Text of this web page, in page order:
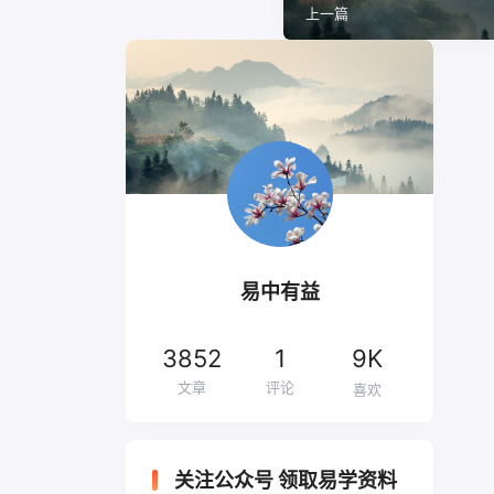
上一篇
易中有益
3852
文章
1
评论
9K
喜欢
关注公众号 领取易学资料